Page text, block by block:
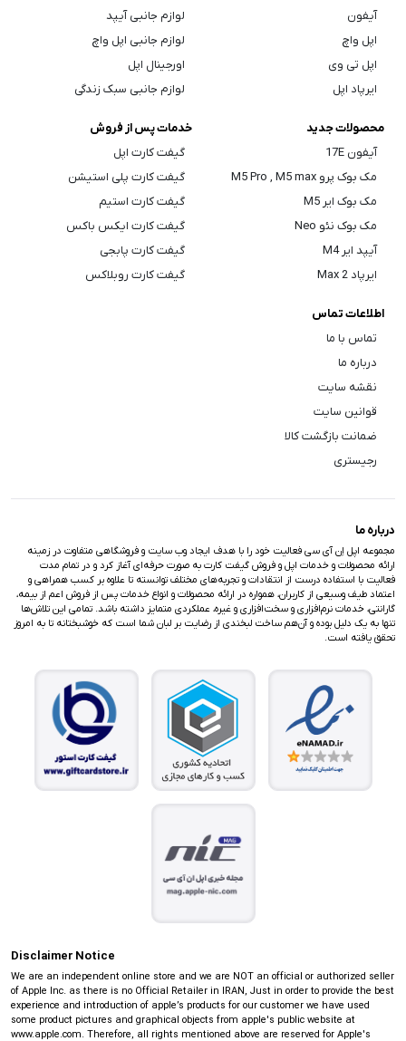
آیفون
اپل واچ
اپل تی وی
ایرپاد اپل
لوازم جانبی آیپد
لوازم جانبی اپل واچ
اورجینال اپل
لوازم جانبی سبک زندگی
محصولات جدید
آیفون 17E
مک بوک پرو M5 Pro , M5 max
مک بوک ایر M5
مک بوک نئو Neo
آیپد ایر M4
ایرپاد Max 2
خدمات پس از فروش
گیفت کارت اپل
گیفت کارت پلی استیشن
گیفت کارت استیم
گیفت کارت ایکس باکس
گیفت کارت پابجی
گیفت کارت روبلاکس
اطلاعات تماس
تماس با ما
درباره ما
نقشه سایت
قوانین سایت
ضمانت بازگشت کالا
رجیستری
درباره ما
مجموعه اپل اِن آی سی فعالیت خود را با هدف ایجاد وب سایت و فروشگاهی متفاوت در زمینه
ارائه محصولات و خدمات اپل و فروش گیفت کارت به صورت حرفه‌ای آغاز کرد و در تمام مدت
فعالیت با استفاده درست از انتقادات و تجربه‌های مختلف توانسته تا علاوه بر کسب همراهی و
اعتماد طیف وسیعی از کاربران، همواره در ارائه محصولات و انواع خدمات پس از فروش اعم از بیمه،
گارانتی، خدمات نرم‌افزاری و سخت‌افزاری و غیره، عملکردی متمایز داشته باشد. تمامی این تلاش‌ها
تنها به یک دلیل بوده و آن‌هم ساخت لبخندی از رضایت بر لبان شما است که خوشبختانه تا به امروز
تحقق یافته است.
Disclaimer Notice
We are an independent online store and we are NOT an official or authorized seller
of Apple Inc. as there is no Official Retailer in IRAN, Just in order to provide the best
experience and introduction of apple’s products for our customer we have used
some product pictures and graphical objects from apple's public website at
www.apple.com. Therefore, all rights mentioned above are reserved for Apple's